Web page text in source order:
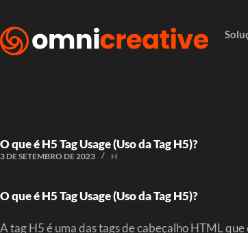
O que é H5 Tag Usage (Uso da Tag H5)?
3 DE SETEMBRO DE 2023 H
O que é H5 Tag Usage (Uso da Tag H5)?
A tag H5 é uma das tags de cabeçalho HTML